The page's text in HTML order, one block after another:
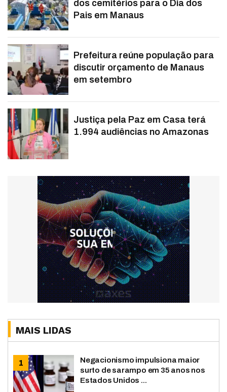
dos cemitérios para o Dia dos
Pais em Manaus
Prefeitura reúne população para
discutir orçamento de Manaus
em setembro
Justiça pela Paz em Casa terá
1.994 audiências no Amazonas
MAIS LIDAS
Negacionismo impulsiona maior
surto de sarampo em 35 anos nos
Estados Unidos ...